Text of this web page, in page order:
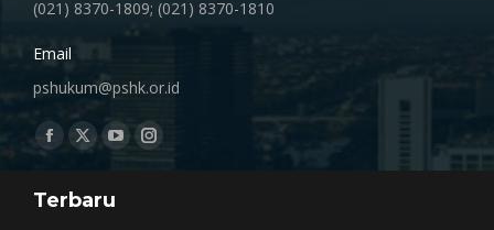
(021) 8370-1809; (021) 8370-1810
Email
pshukum@pshk.or.id
Find us on:
Facebook
opens
X
opens
YouTube
opens
Instagram
Terbaru